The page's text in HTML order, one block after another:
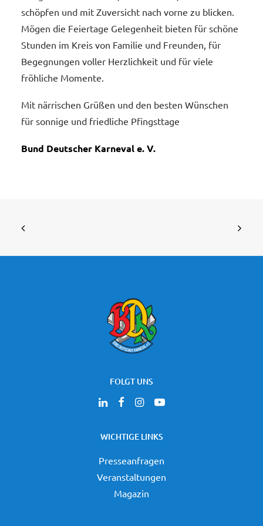
schöpfen und mit Zuversicht nach vorne zu blicken.
Mögen die Feiertage Gelegenheit bieten für schöne
Stunden im Kreis von Familie und Freunden, für
Begegnungen voller Herzlichkeit und für viele
fröhliche Momente.
Mit närrischen Grüßen und den besten Wünschen
für sonnige und friedliche Pfingsttage
Bund Deutscher Karneval e. V.
FOLGT UNS
WICHTIGE LINKS
Presseanfragen
Veranstaltungen
Magazin